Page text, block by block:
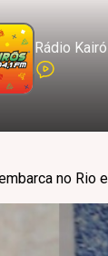
Rádio
no Rio